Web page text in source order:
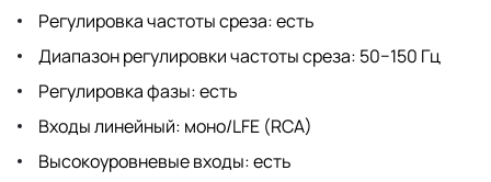
Регулировка частоты среза: есть
Диапазон регулировки частоты среза: 50−150 Гц
Регулировка фазы: есть
Входы линейный: моно/LFE (RCA)
Высокоуровневые входы: есть